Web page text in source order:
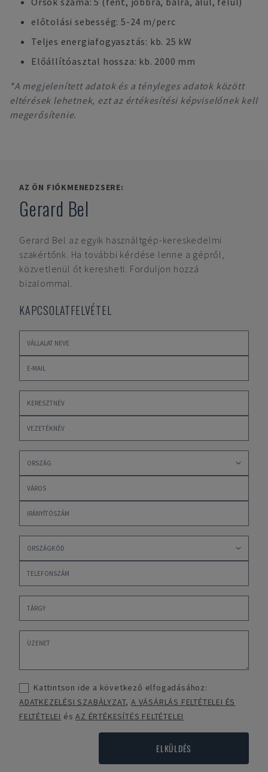
előtolási sebesség: 5-24 m/perc
Teljes energiafogyasztás: kb. 25 kW
Előállítóasztal hossza: kb. 2000 mm
*A megjelenített adatok és a tényleges adatok között
eltérések lehetnek, ezt az értékesítési képviselőnek kell
megerősítenie.
AZ ÖN FIÓKMENEDZSERE:
Gerard Bel
Gerard Bel az egyik használtgép-kereskedelmi
szakértőnk. Ha további kérdése lenne a gépről,
közvetlenül őt keresheti. Forduljon hozzá
bizalommal.
KAPCSOLATFELVÉTEL
Kattintson ide a következő elfogadásához:
ADATKEZELÉSI SZABÁLYZAT,A VÁSÁRLÁS FELTÉTELEI ÉS
FELTÉTELEI ésAZ ÉRTÉKESÍTÉS FELTÉTELEI
ELKÜLDÉS